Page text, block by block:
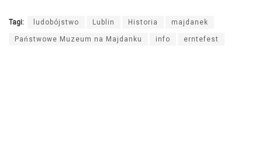
Tagi: ludobójstwo Lublin Historia majdanek
Państwowe Muzeum na Majdanku info erntefest